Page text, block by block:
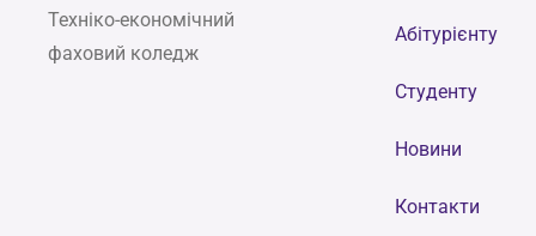
Техніко-економічний
фаховий коледж
Абітурієнту
Студенту
Новини
Контакти